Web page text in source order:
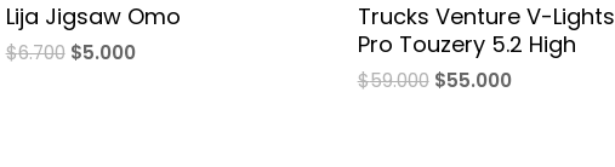
Lija Jigsaw Omo
$6.700 $5.000
Trucks Venture V-Lights
Pro Touzery 5.2 High
$59.000 $55.000